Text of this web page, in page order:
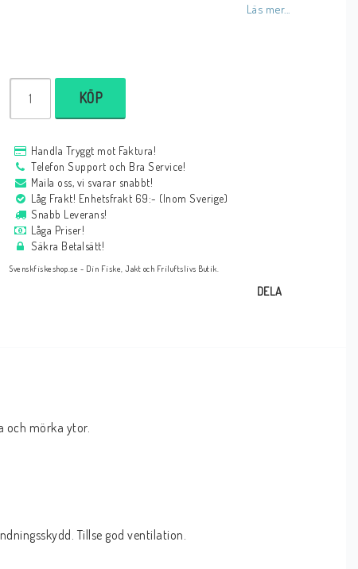
Läs mer...
KÖP
Handla Tryggt mot Faktura!
Telefon Support och Bra Service!
Maila oss, vi svarar snabbt!
Låg Frakt! Enhetsfrakt 69:- (Inom Sverige)
Snabb Leverans!
Låga Priser!
Säkra Betalsätt!
Svenskfiskeshop.se - Din Fiske, Jakt och Friluftslivs Butik.
DELA
och mörka ytor.
Tillse god ventilation.